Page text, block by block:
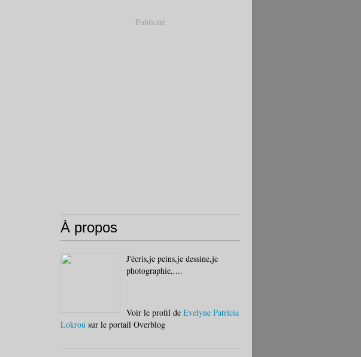
Publicité
À propos
J'écris,je peins,je dessine,je
photographie,....
Voir le profil de Evelyne Patricia
Lokrou sur le portail Overblog